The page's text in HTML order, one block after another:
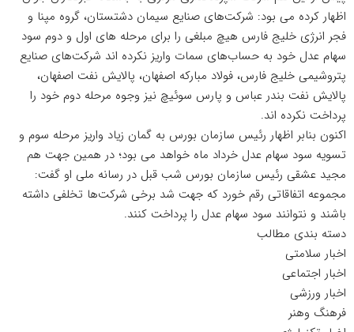
اظهار کرده می بود: شرکت‌های صنایع سیمان دشتستان، گروه مپنا و
فجر انرژی خلیج فارس هیچ مبلغی را برای مرحله های اول و دوم سود
سهام عدل خود به حساب‌های سمات واریز نکرده اند شرکت‌های صنایع
پتروشیمی خلیج فارس، فولاد مبارکه اصفهان، پالایش نفت اصفهان،
پالایش نفت بندر عباس و پارس سوئیچ نیز وجوه مرحله دوم خود را
پرداخت نکرده اند.
اکنون بنابر اظهار رئیس سازمان بورس به گمان زیاد واریز مرحله سوم و
تسویه سود سهام عدل خرداد ماه خواهد می بود؛ در همین جهت هم
مجید عشقی رئیس سازمان بورس شب قبل در رسانه ملی او گفت:
مجموعه اتفاقاتی رقم خورد که جهت شد برخی شرکت‌ها تخلفی داشته
باشند و نتوانند سود سهام عدل را پرداخت کنند.
دسته بندی مطالب
اخبار سلامتی
اخبار اجتماعی
اخبار ورزشی
فرهنگ وهنر